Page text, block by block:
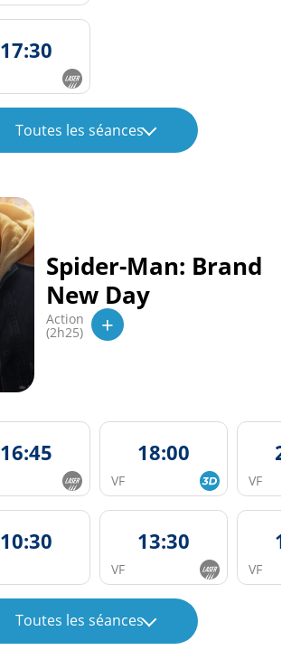
17:30
Toutes les séances
Spider-Man: Brand
New Day
Action
(2h25) +
16:45 18:00
VF VF
10:30 13:30
VF VF
Toutes les séances